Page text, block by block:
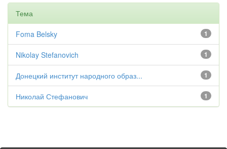
Тема
1
Foma Belsky
1
Nikolay Stefanovich
1
Донецкий институт народного образ...
1
Николай Стефанович